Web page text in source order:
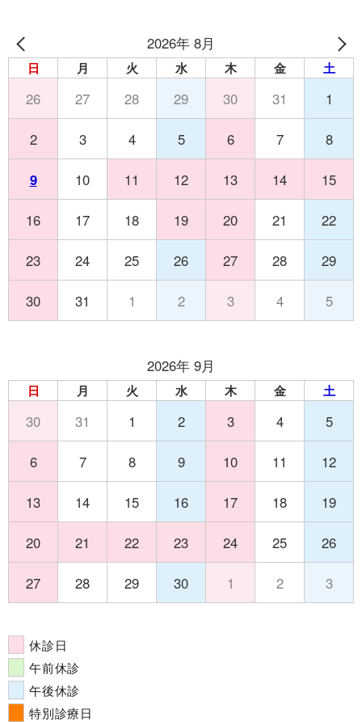
2026年 8月
日 月 火 水 木 金 土
26 27 28 29 30 31 1
2 3 4 5 6 7 8
9 10 11 12 13 14 15
16 17 18 19 20 21 22
23 24 25 26 27 28 29
30 31 1 2 3 4 5
2026年 9月
日 月 火 水 木 金 土
30 31 1 2 3 4 5
6 7 8 9 10 11 12
13 14 15 16 17 18 19
20 21 22 23 24 25 26
27 28 29 30 1 2 3
休診日
午前休診
午後休診
特別診療日